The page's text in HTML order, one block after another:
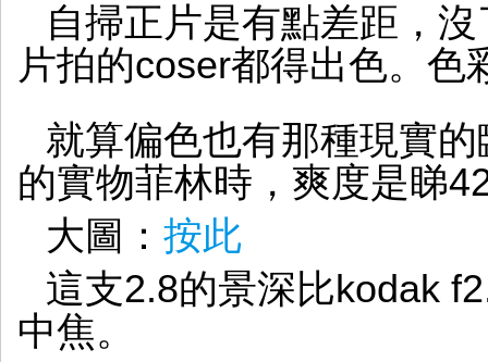
自掃正片是有點差距，
片拍的coser都得出色。色
就算偏色也有那種現實
的實物菲林時，爽度是睇
大圖： 按此
這支2.8的景深比kodak
中焦。